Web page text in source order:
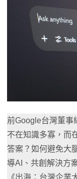
前Google台灣董事
不在知識多寡，而
答案？如何避免大
導AI、共創解決方
《出海：台灣企業